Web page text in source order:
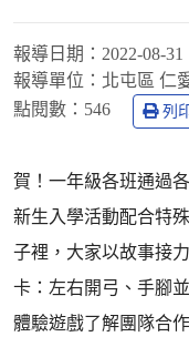
報導日期： 2022-08-31
報導單位： 北屯區 仁
點閱數： 546 列
賀！一年級各班通過
新生入學活動配合特
子裡，大家以故事接
卡：左右開弓、手腳
體驗遊戲了解團隊合